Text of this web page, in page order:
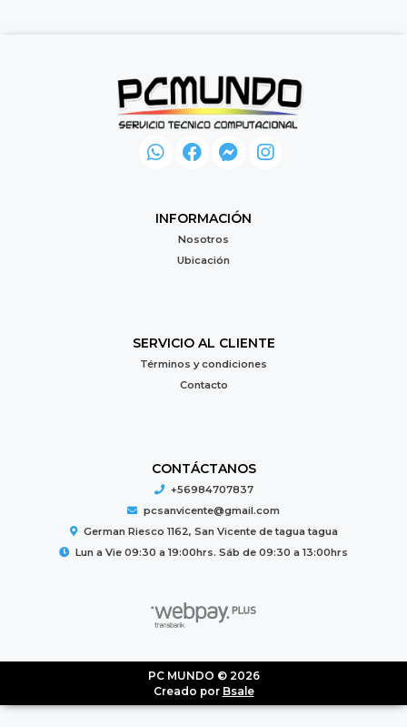
INFORMACIÓN
Nosotros
Ubicación
SERVICIO AL CLIENTE
Términos y condiciones
Contacto
CONTÁCTANOS
+56984707837
pcsanvicente@gmail.com
German Riesco 1162, San Vicente de tagua tagua
Lun a Vie 09:30 a 19:00hrs. Sáb de 09:30 a 13:00hrs
PC MUNDO © 2026
Creado por Bsale